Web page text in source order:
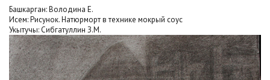
Башкарган: Володина Е.
Исем: Рисунок. Натюрморт в технике мокрый соус
Укытучы: Сибгатуллин З.М.